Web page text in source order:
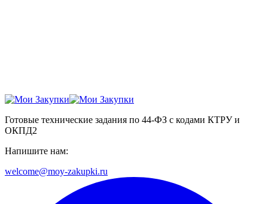
Готовые технические задания по 44-ФЗ с кодами КТРУ и
ОКПД2
Напишите нам:
welcome@moy-zakupki.ru